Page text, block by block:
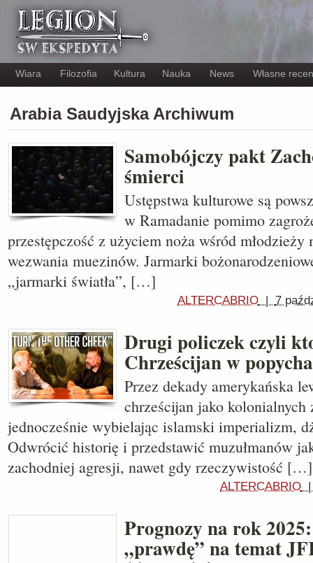
Wiara Filozofia Kultura Nauka News Własne
Arabia Saudyjska Archiwum
Samobójczy pakt
śmierci
Ustępstwa kulturowe są
w Ramadanie pomimo
przestępczość z użyciem noża wśród
wezwania muezinów. Jarmarki
„jarmarki światła”, […]
ALTERCABRIO | 7
Drugi policzek czyli
Chrześcijan w
Przez dekady amerykańska
chrześcijan jako kolonialnych
jednocześnie wybielając islamski imperializm,
Odwrócić historię i przedstawić muzułmanów
zachodniej agresji, nawet gdy rzeczywistość […]
ALTERCABRIO
Prognozy na rok
„prawdę” na temat